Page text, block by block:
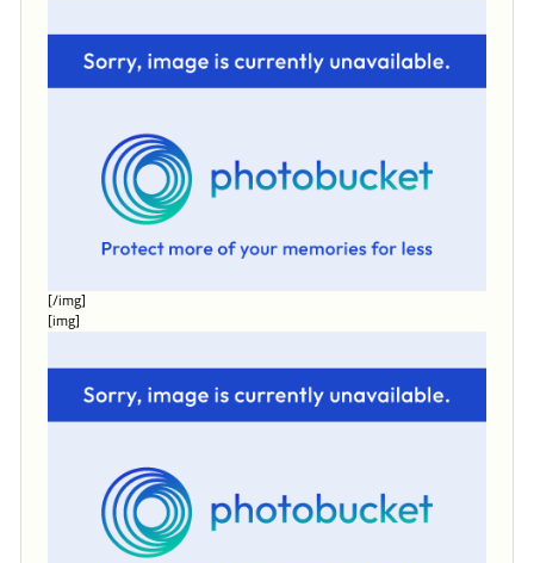
[/img]
[img]